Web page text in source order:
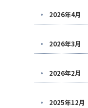
2026年4月
2026年3月
2026年2月
2025年12月